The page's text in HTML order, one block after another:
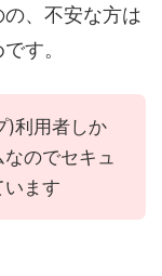
、不安な方は
す。
)利用者しか
なのでセキュ
います